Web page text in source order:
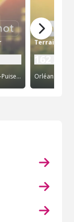
Saint-Hilaire-sur-Puiseaux (45)
Terrain à
Orléans (45)